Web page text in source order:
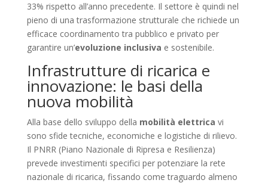
33% rispetto all’anno precedente. Il settore è quindi nel
pieno di una trasformazione strutturale che richiede un
efficace coordinamento tra pubblico e privato per
garantire un’evoluzione inclusiva e sostenibile.
Infrastrutture di ricarica e
innovazione: le basi della
nuova mobilità
Alla base dello sviluppo della mobilità elettrica vi
sono sfide tecniche, economiche e logistiche di rilievo.
Il PNRR (Piano Nazionale di Ripresa e Resilienza)
prevede investimenti specifici per potenziare la rete
nazionale di ricarica, fissando come traguardo almeno